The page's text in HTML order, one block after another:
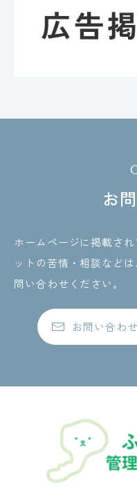
お
ホームページに掲載さ
ットの苦情・相談などは
問い合わせください。
お問い合わせ